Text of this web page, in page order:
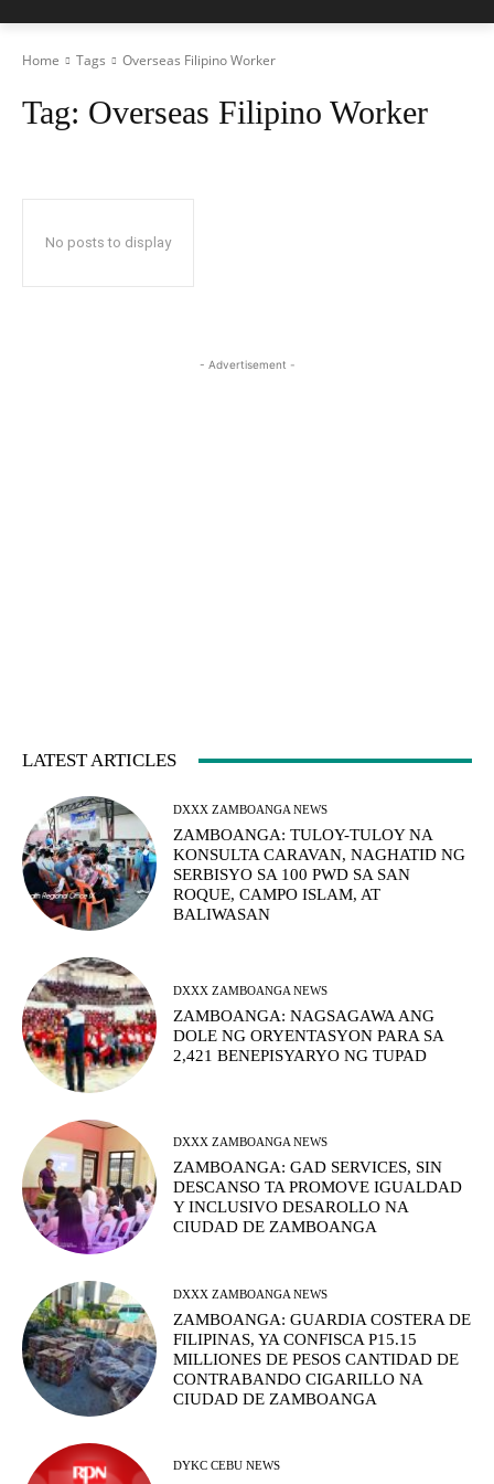
Home Tags Overseas Filipino Worker
Tag: Overseas Filipino Worker
No posts to display
- Advertisement -
LATEST ARTICLES
DXXX ZAMBOANGA NEWS
ZAMBOANGA: TULOY-TULOY NA
KONSULTA CARAVAN, NAGHATID NG
SERBISYO SA 100 PWD SA SAN
ROQUE, CAMPO ISLAM, AT
BALIWASAN
DXXX ZAMBOANGA NEWS
ZAMBOANGA: NAGSAGAWA ANG
DOLE NG ORYENTASYON PARA SA
2,421 BENEPISYARYO NG TUPAD
DXXX ZAMBOANGA NEWS
ZAMBOANGA: GAD SERVICES, SIN
DESCANSO TA PROMOVE IGUALDAD
Y INCLUSIVO DESAROLLO NA
CIUDAD DE ZAMBOANGA
DXXX ZAMBOANGA NEWS
ZAMBOANGA: GUARDIA COSTERA DE
FILIPINAS, YA CONFISCA P15.15
MILLIONES DE PESOS CANTIDAD DE
CONTRABANDO CIGARILLO NA
CIUDAD DE ZAMBOANGA
DYKC CEBU NEWS